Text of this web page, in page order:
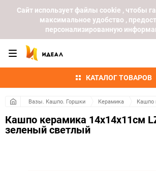
Cайт использует файлы cookie , чтобы
максимальное удобство ,
персонализированную
КАТАЛОГ ТОВАРОВ
Вазы. Кашпо. Горшки Керамика Кашпо
Кашпо керамика 14х14х11см
зеленый светлый